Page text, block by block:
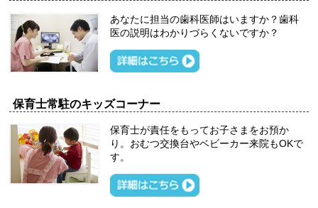
あなたに担当の歯科医師はいますか？歯科
医の説明はわかりづらくないですか？
保育士常駐のキッズコーナー
保育士が責任をもってお子さまをお預か
り。おむつ交換台やベビーカー来院もOKで
す。